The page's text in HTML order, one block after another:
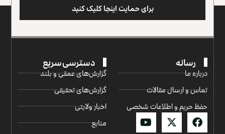
برای حمایت اینجا کلیک کنید
رسانه
درباره ما
تماس و ارسال مقالات
حفظ حریم و اطلاعات شخصی
دسترسی سریع
گزارش‌‌های عمقی و بلند
گزارش‌های تحقیقی
اخبار ولایتی
منابع